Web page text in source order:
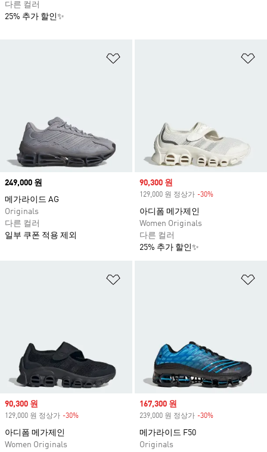
Price
249,000 원
메가라이드 AG
Originals
다른 컬러
일부 쿠폰 적용 제외
Sale price
90,300 원
129,000 원 정상가 -30%
아디폼 메가제인
Women Originals
다른 컬러
25% 추가 할인✨
Sale price
90,300 원
129,000 원 정상가 -30%
아디폼 메가제인
Women Originals
Sale price
167,300 원
239,000 원 정상가 -30%
메가라이드 F50
Originals
다른 컬러
25% 추가 할인✨